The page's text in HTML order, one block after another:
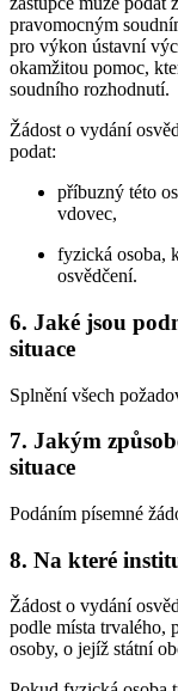
pravomocným
pro výkon ústavní
okamžitou pomoc,
soudního rozhodnutí.
Žádost o vydání
podat:
příbuzný této
vdovec,
fyzická osoba,
osvědčení.
6. Jaké jsou
situace
Splnění všech
7. Jakým
situace
Podáním písemné
8. Na které
Žádost o vydání
podle místa trvalého,
osoby, o jejíž státní